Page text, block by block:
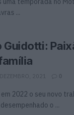
...
Guidotti:
0
2022 o seu novo
o ...